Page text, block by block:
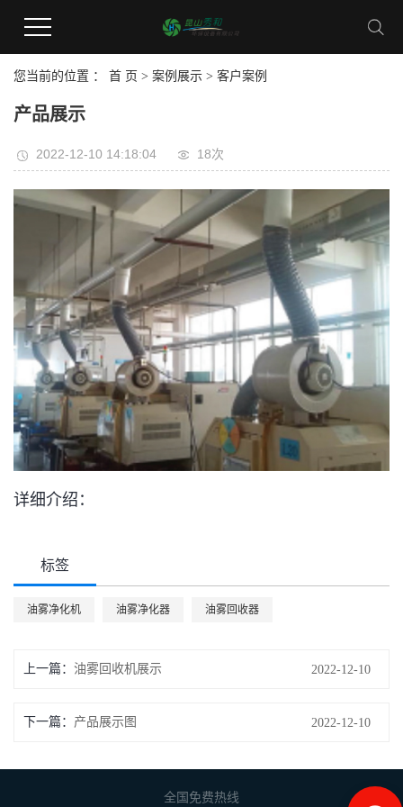
您当前的位置 ： 首 页 > 案例展示 > 客户案例
产品展示
2022-12-10 14:18:04 18次
详细介绍：
标签
油雾净化机 油雾净化器 油雾回收器
上一篇： 油雾回收机展示 2022-12-10
下一篇： 产品展示图 2022-12-10
全国免费热线